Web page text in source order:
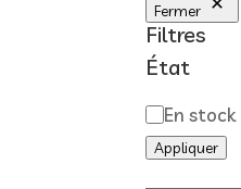
Fermer
Filtres
État
Disponibilité
En stock
Appliquer